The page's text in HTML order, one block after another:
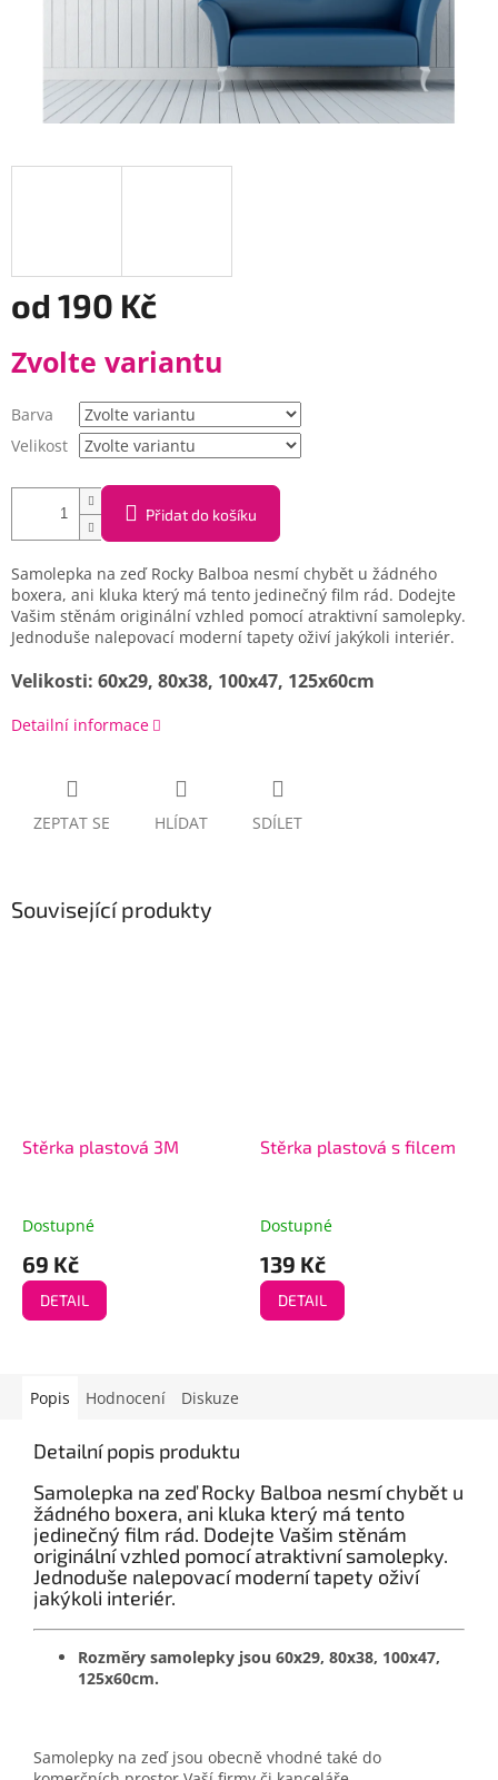
od 190 Kč
cena:
Zvolte variantu
Barva
Velikost
Přidat do košíku
Samolepka na zeď Rocky Balboa nesmí chybět u žádného
boxera, ani kluka který má tento jedinečný film rád. Dodejte
Vašim stěnám originální vzhled pomocí atraktivní samolepky.
Jednoduše nalepovací moderní tapety oživí jakýkoli interiér.
Velikosti: 60x29, 80x38, 100x47, 125x60cm
Detailní informace
ZEPTAT SE HLÍDAT SDÍLET
Související produkty
Stěrka plastová 3M
Dostupné
69 Kč
DETAIL
Stěrka plastová s filcem
Dostupné
139 Kč
DETAIL
Popis Hodnocení Diskuze
Detailní popis produktu
Samolepka na zeď Rocky Balboa nesmí chybět u
žádného boxera, ani kluka který má tento
jedinečný film rád. Dodejte Vašim stěnám
originální vzhled pomocí atraktivní samolepky.
Jednoduše nalepovací moderní tapety oživí
jakýkoli interiér.
Rozměry samolepky jsou 60x29, 80x38, 100x47,
125x60cm.
Samolepky na zeď jsou obecně vhodné také do